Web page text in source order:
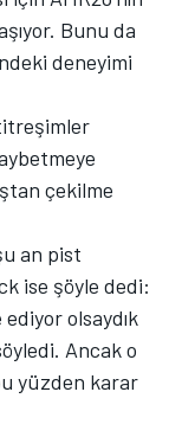
Bunu da
deneyimi
çekilme
an pist
ise şöyle dedi:
olsaydık
Ancak o
yüzden karar